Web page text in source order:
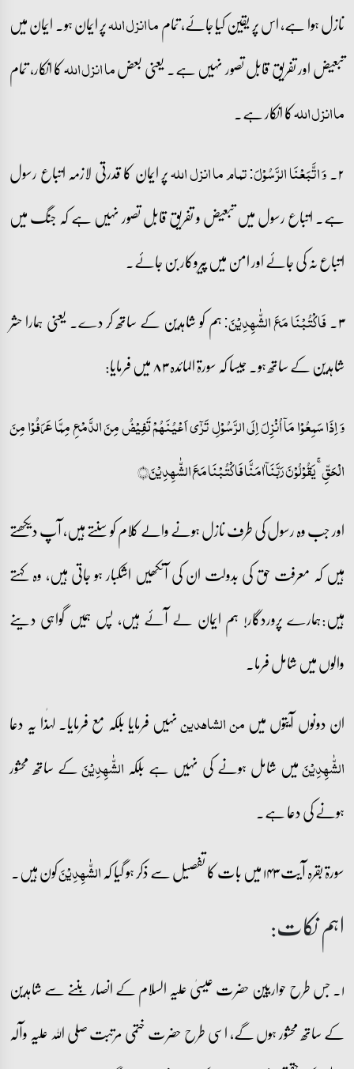
نازل ہوا ہے، اس پر یقین کیا جائے، تمامما انزل اللہپر ایمان ہو۔ ایمان میں
تبعیض اور تفریق قابل تصور نہیں ہے۔ یعنی بعضما انزل اللہکا انکار، تمام
ما انزل اللہکا انکار ہے۔
۲۔ وَ اتَّبَعۡنَا الرَّسُوۡلَ: تمام ما انزل اللہپر ایمان کا قدرتی لازمہ اتباع رسول
ہے۔ اتباع رسول میں تبعیض و تفریق قابل تصور نہیں ہے کہ جنگ میں
اتباع نہ کی جائے اور امن میں پیروکار بن جائے۔
۳۔ فَاکۡتُبۡنَا مَعَ الشّٰہِدِیۡنَ:ہم کو شاہدین کے ساتھ کر دے۔ یعنی ہمارا حشر
شاہدین کے ساتھ ہو۔ جیسا کہ سورۃ المائدہ ۸۳ میں فرمایا:
وَ اِذَا سَمِعُوۡا مَاۤ اُنۡزِلَ اِلَی الرَّسُوۡلِ تَرٰۤی اَعۡیُنَہُمۡ تَفِیۡضُ مِنَ الدَّمۡعِ مِمَّا عَرَفُوۡا مِنَ
الۡحَقِّ ۚ یَقُوۡلُوۡنَ رَبَّنَاۤ اٰمَنَّا فَاکۡتُبۡنَا مَعَ الشّٰہِدِیۡنَ﴿﴾
اور جب وہ رسول کی طرف نازل ہونے والے کلام کو سنتے ہیں، آپ دیکھتے
ہیں کہ معرفت حق کی بدولت ان کی آنکھیں اشکبار ہو جاتی ہیں، وہ کہتے
ہیں:ہمارے پروردگار! ہم ایمان لے آئے ہیں، پس ہمیں گواہی دینے
والوں میں شامل فرما۔
ان دونوں آیتوں میںمن الشاہدیننہیں فرمایا بلکہ مع فرمایا۔ لہٰذا یہ دعا
الشّٰہِدِیۡنَمیں شامل ہونے کی نہیں ہے بلکہالشّٰہِدِیۡنَکے ساتھ محشور
ہونے کی دعا ہے۔
سورۃ بقرہ آیت ۱۴۳ میں بات کا تفصیل سے ذکر ہو گیا کہ
الشّٰہِدِیۡنَکون ہیں۔
اہم نکات:
۱۔ جس طرح حواریین حضرت عیسیٰ علیہ السلام کے انصار بننے سے شاہدین
کے ساتھ محشور ہوں گے، اسی طرح حضرت ختمی مرتبت صلی اللہ علیہ وآلہ